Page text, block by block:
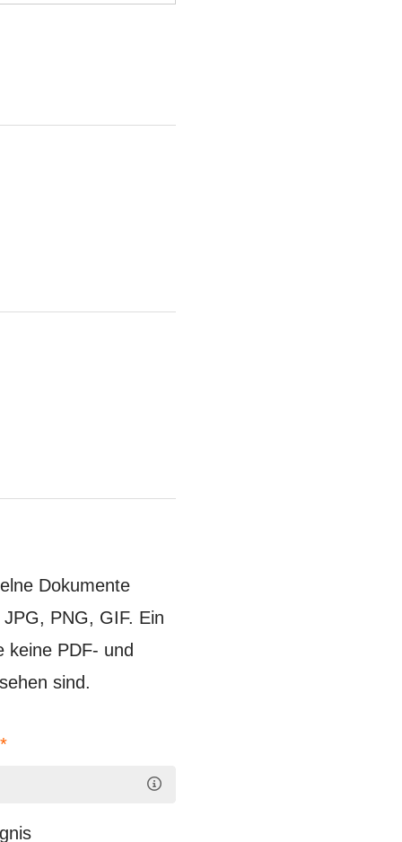
Dokumente
PNG, GIF. Ein
keine PDF- und
sind.
*